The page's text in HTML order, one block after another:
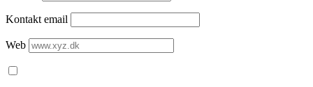
Kontakt email
Web